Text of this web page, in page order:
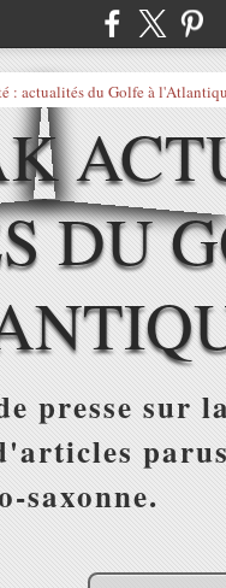
DU
presse sur
saxonne.